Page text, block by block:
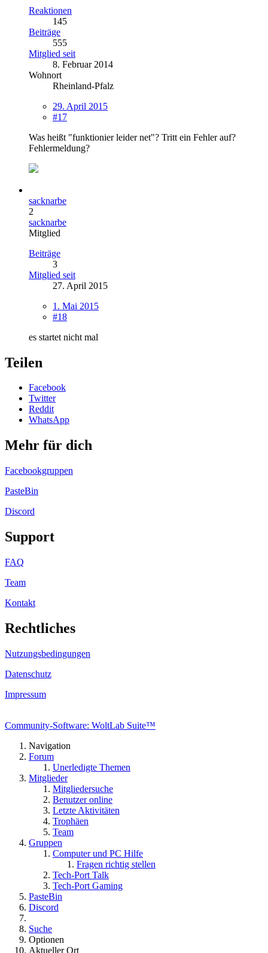
Reaktionen
145
Beiträge
555
Mitglied seit
8. Februar 2014
Wohnort
Rheinland-Pfalz
29. April 2015
#17
Was heißt "funktionier leider net"? Tritt ein Fehler auf?
Fehlermeldung?
sacknarbe
2
sacknarbe
Mitglied
Beiträge
3
Mitglied seit
27. April 2015
1. Mai 2015
#18
es startet nicht mal
Teilen
Facebook
Twitter
Reddit
WhatsApp
Mehr für dich
Facebookgruppen
PasteBin
Discord
Support
FAQ
Team
Kontakt
Rechtliches
Nutzungsbedingungen
Datenschutz
Impressum
Community-Software: WoltLab Suite™
Navigation
Forum
Unerledigte Themen
Mitglieder
Mitgliedersuche
Benutzer online
Letzte Aktivitäten
Trophäen
Team
Gruppen
Computer und PC Hilfe
Fragen richtig stellen
Tech-Port Talk
Tech-Port Gaming
PasteBin
Discord
Suche
Optionen
Aktueller Ort